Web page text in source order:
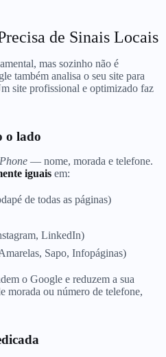
de Sinais Locais
mas sozinho não é
também analisa o seu site para
site profissional e optimizado faz
o lado
— nome, morada e telefone.
iguais em:
de todas as páginas)
LinkedIn)
Sapo, Infopáginas)
o Google e reduzem a sua
morada ou número de telefone,